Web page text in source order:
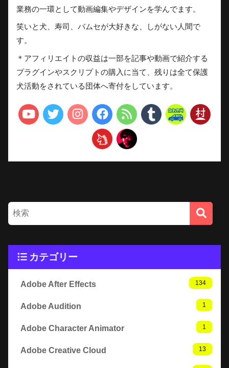
業務の一環として動画編集やデザインを学んでます。
笑いと犬、寿司、バムセが大好きな、しがない人間で
す。
＊アフィリエイトの収益は一部を記事や動画で紹介する
プラグインやスクリプトの購入に当て、残りは全て保護
犬活動をされている団体へ寄付をしています。
カテゴリー
Adobe After Effects 134
Adobe Audition 1
Adobe Character Animator 1
Adobe Creative Cloud 13